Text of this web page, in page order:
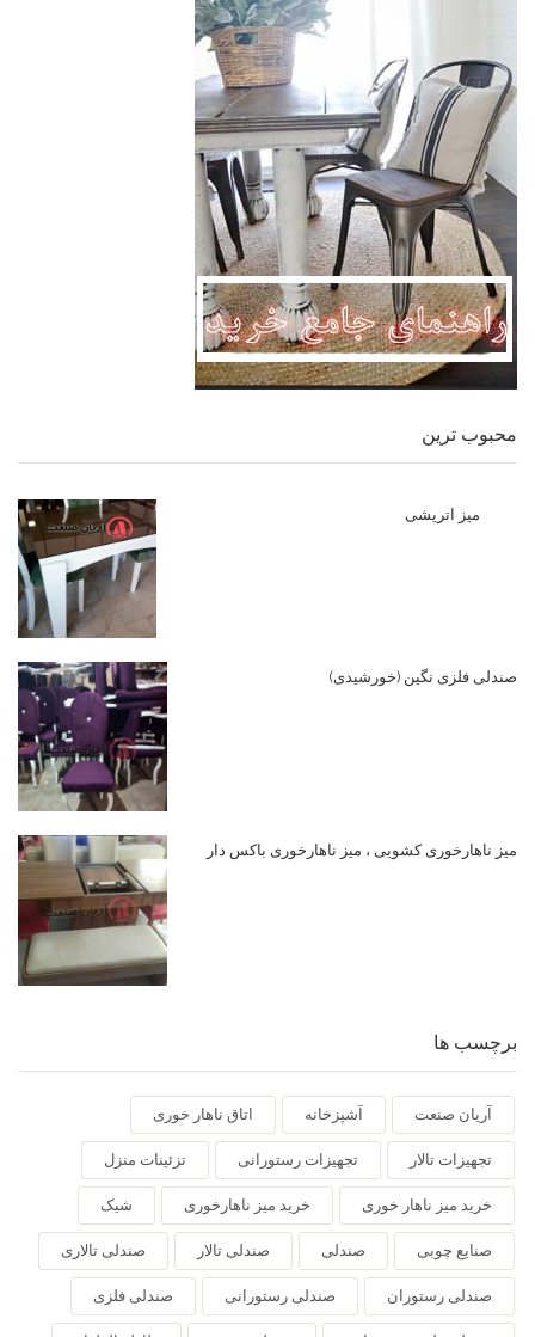
محبوب ترین
میز اتریشی
صندلی فلزی نگین (خورشیدی)
میز ناهارخوری کشویی ، میز ناهارخوری باکس دار
برچسب ها
آریان صنعت آشپزخانه اتاق ناهار خوری
تجهیزات تالار تجهیزات رستورانی تزئینات منزل
خرید میز ناهار خوری خرید میز ناهارخوری شیک
صنایع چوبی صندلی صندلی تالار صندلی تالاری
صندلی رستوران صندلی رستورانی صندلی فلزی